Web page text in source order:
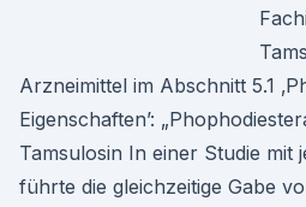
Arzneimittel im Abschnitt 5.1
Eigenschaften’:
Tamsulosin In einer Studie mit
führte die gleichzeitige Gabe